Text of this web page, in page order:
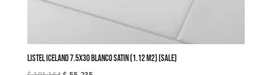
LISTEL ICELAND 7.5X30 BLANCO SATIN (1.12 M2) (SALE)